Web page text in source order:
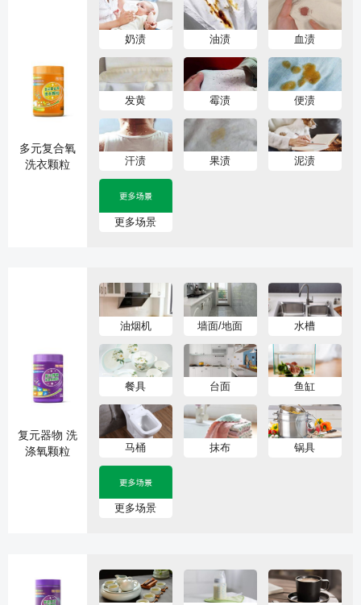
多元复合氧
洗衣颗粒
奶渍 油渍 血渍
发黄 霉渍 便渍
汗渍 果渍 泥渍
更多场景
复元器物 洗
涤氧颗粒
油烟机 墙面/地面 水槽
餐具 台面 鱼缸
马桶 抹布 锅具
更多场景